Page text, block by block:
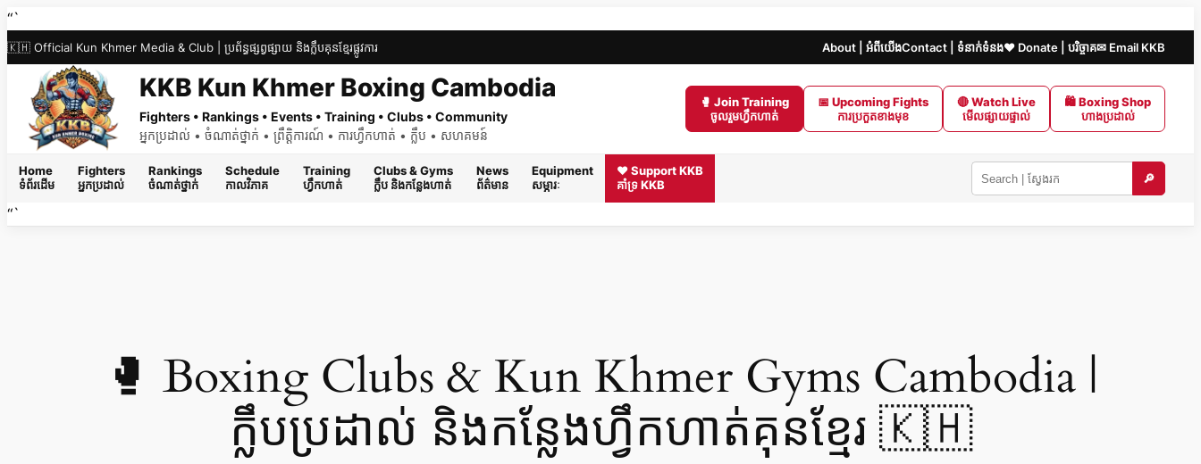
Skip
to
content
“`
🇰🇭 Official Kun Khmer Media & Club | ប្រព័ន្ធផ្សព្វផ្សាយ និងក្លឹបគុនខ្មែរផ្លូវការ About | អំពីយើងContact | ទំនាក់ទំនង❤️ Donate | បរិច្ចាគ✉ Email KKB
KKB Kun Khmer Boxing Cambodia
Fighters • Rankings • Events • Training • Clubs • Community
អ្នកប្រដាល់ • ចំណាត់ថ្នាក់ • ព្រឹត្តិការណ៍ • ការហ្វឹកហាត់ • ក្លឹប • សហគមន៍
🥊 Join Training
ចូលរួមហ្វឹកហាត់
📅 Upcoming Fights
ការប្រកួតខាងមុខ
🔴 Watch Live
មើលផ្សាយផ្ទាល់
🛍 Boxing Shop
ហាងប្រដាល់
Home
ទំព័រដើម
Fighters
អ្នកប្រដាល់
Rankings
ចំណាត់ថ្នាក់
Schedule
កាលវិភាគ
Training
ហ្វឹកហាត់
Clubs & Gyms
ក្លឹប និងកន្លែងហាត់
News
ព័ត៌មាន
Equipment
សម្ភារៈ
❤️ Support KKB
គាំទ្រ KKB
Search
🔎
“`
🥊 Boxing Clubs & Kun Khmer Gyms Cambodia |
ក្លឹបប្រដាល់ និងកន្លែងហ្វឹកហាត់គុនខ្មែរ 🇰🇭